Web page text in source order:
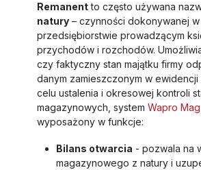
Remanentto często używana
natury – czynności dokonywanej w
przedsiębiorstwie prowadzącym
przychodów i rozchodów.
czy faktyczny stan majątku firmy
danym zamieszczonym w
celu ustalenia i okresowej kontroli
magazynowych, system Wapro Mag
wyposażony w funkcje:
Bilans otwarcia - pozwala na
magazynowego z natury i